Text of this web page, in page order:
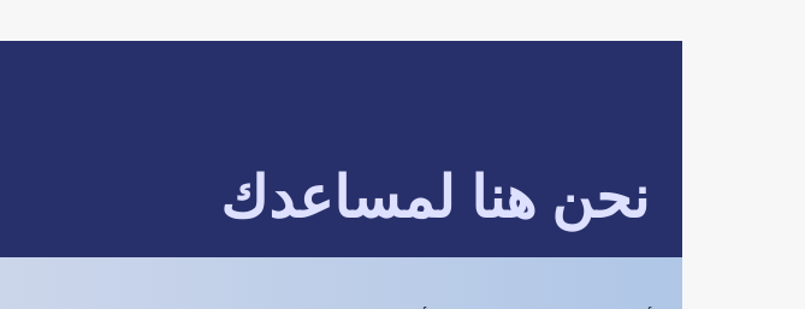
نحن هنا لمساعدك